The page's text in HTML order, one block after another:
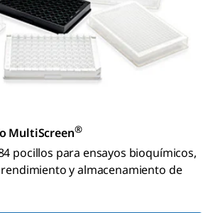
MultiScreen®
pocillos para ensayos bioquímicos,
rendimiento y almacenamiento de